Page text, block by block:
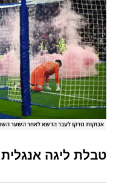
אבוקות נזרקו לעבר הדשא לאחר השער
טבלת ליגה אנגלית 2023/24